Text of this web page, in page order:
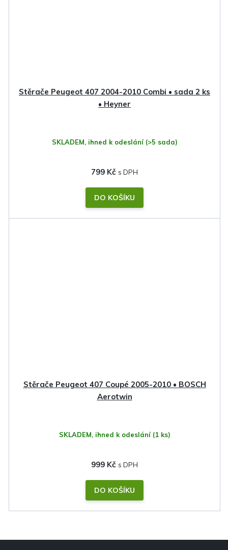
Stěrače Peugeot 407 2004-2010 Combi • sada 2 ks
• Heyner
SKLADEM, ihned k odeslání (>5 sada)
799 Kč
DO KOŠÍKU
Stěrače Peugeot 407 Coupé 2005-2010 • BOSCH
Aerotwin
SKLADEM, ihned k odeslání (1 ks)
999 Kč
DO KOŠÍKU